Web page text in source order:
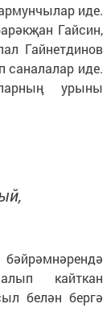
иде.
Гайсин,
Гайнетдинов
иде.
урыны
кайткан
белән бергә